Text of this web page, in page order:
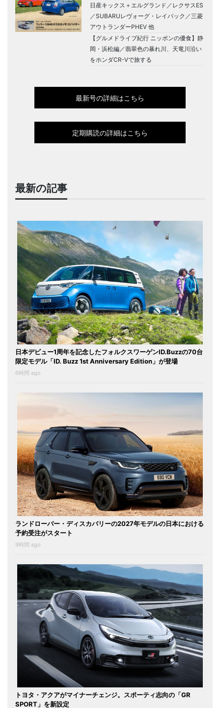
日産キックス＋エルグランド／レクサスES
／SUBARUレヴォーグ・レイバック／三菱
アウトランダーPHEV 他
【グルメドライブ紀行 ニッポンの優食】静
岡・浜松編／翡翠色の暴れ川、天竜川沿い
をホンダCR-Vで旅する
最新号の詳細はこちら
定期購読の詳細はこちら
最新の記事
日本デビュー1周年を記念したフォルクスワーゲンID.Buzzの70台
限定モデル「ID. Buzz 1st Anniversary Edition」が登場
6時間 ago
ランドローバー・ディスカバリーの2027年モデルの日本における
予約受注がスタート
9時間 ago
トヨタ・アクアがマイナーチェンジ。スポーティ志向の「GR
SPORT」を新設定